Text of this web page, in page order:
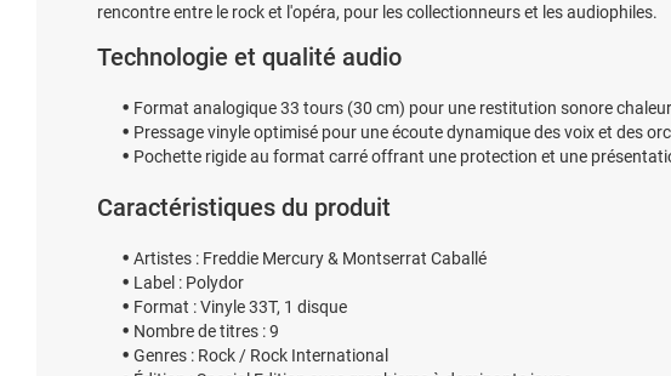
rencontre entre le rock et l'opéra, pour les collectionneurs et les audiophiles.
Technologie et qualité audio
Format analogique 33 tours (30 cm) pour une restitution sonore
Pressage vinyle optimisé pour une écoute dynamique des voix et des
Pochette rigide au format carré offrant une protection et une
Caractéristiques du produit
Artistes : Freddie Mercury & Montserrat Caballé
Label : Polydor
Format : Vinyle 33T, 1 disque
Nombre de titres : 9
Genres : Rock / Rock International